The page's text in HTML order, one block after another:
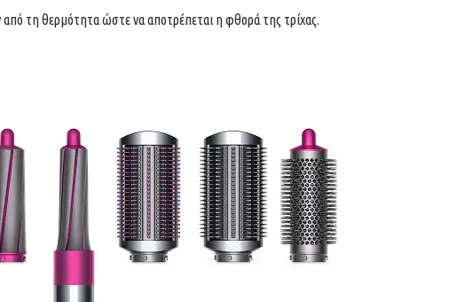
τη θερμότητα ώστε να αποτρέπεται η φθορά της τρίχας.